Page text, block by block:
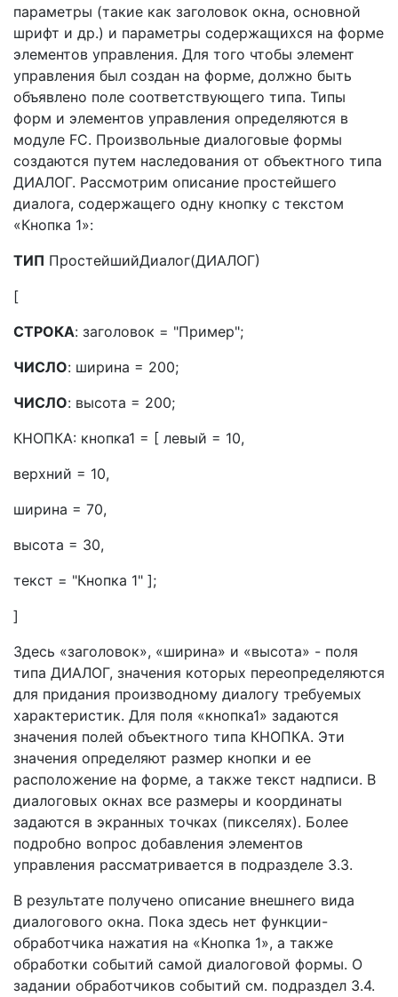
параметры (такие как заголовок окна, основной
шрифт и др.) и параметры содержащихся на форме
элементов управления. Для того чтобы элемент
управления был создан на форме, должно быть
объявлено поле соответствующего типа. Типы
форм и элементов управления определяются в
модуле FC. Произвольные диалоговые формы
создаются путем наследования от объектного типа
ДИАЛОГ. Рассмотрим описание простейшего
диалога, содержащего одну кнопку с текстом
«Кнопка 1»:
ТИП ПростейшийДиалог(ДИАЛОГ)
[
СТРОКА: заголовок = "Пример";
ЧИСЛО: ширина = 200;
ЧИСЛО: высота = 200;
КНОПКА: кнопка1 = [ левый = 10,
верхний = 10,
ширина = 70,
высота = 30,
текст = "Кнопка 1" ];
]
Здесь «заголовок», «ширина» и «высота» - поля
типа ДИАЛОГ, значения которых переопределяются
для придания производному диалогу требуемых
характеристик. Для поля «кнопка1» задаются
значения полей объектного типа КНОПКА. Эти
значения определяют размер кнопки и ее
расположение на форме, а также текст надписи. В
диалоговых окнах все размеры и координаты
задаются в экранных точках (пикселях). Более
подробно вопрос добавления элементов
управления рассматривается в подразделе 3.3.
В результате получено описание внешнего вида
диалогового окна. Пока здесь нет функции-
обработчика нажатия на «Кнопка 1», а также
обработки событий самой диалоговой формы. О
задании обработчиков событий см. подраздел 3.4.